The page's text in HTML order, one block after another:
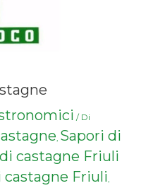
/ Di
, Sapori di
castagne Friuli
castagne Friuli,